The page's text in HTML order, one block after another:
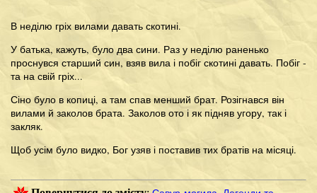
В неділю гріх вилами давать скотині.
У батька, кажуть, було два сини. Раз у неділю раненько
проснувся старший син, взяв вила і побіг скотині давать. Побіг -
та на свій гріх...
Сіно було в копиці, а там спав менший брат. Розігнався він
вилами й заколов брата. Заколов ото і як підняв угору, так і
закляк.
Щоб усім було видко, Бог узяв і поставив тих братів на місяці.